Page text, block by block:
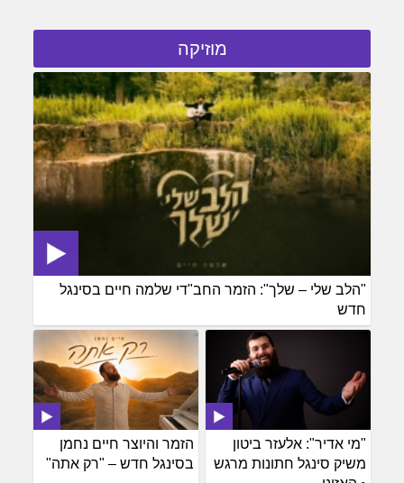
מוזיקה
"הלב שלי – שלך": הזמר החב"די שלמה חיים בסינגל
חדש
הזמר והיוצר חיים נחמן
בסינגל חדש – "רק אתה"
"מי אדיר": אלעזר ביטון
משיק סינגל חתונות מרגש